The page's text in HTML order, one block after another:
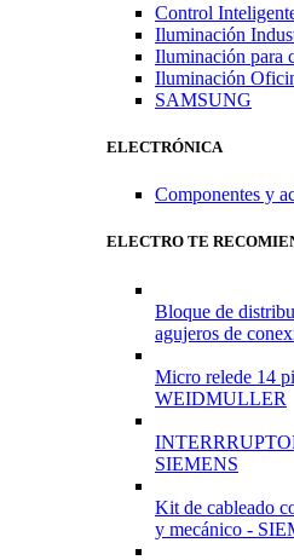
Control
Iluminación
Iluminación para
Iluminación
SAMSUNG
ELECTRÓNICA
Componentes y
ELECTRO TE
Bloque de
agujeros de
Micro relede 14
WEIDMULLER
SIEMENS
Kit de cableado
y mecánico -